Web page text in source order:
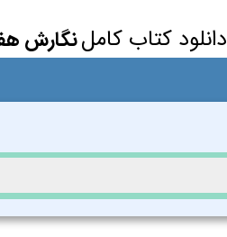
دانلود کتاب کاملنگارش